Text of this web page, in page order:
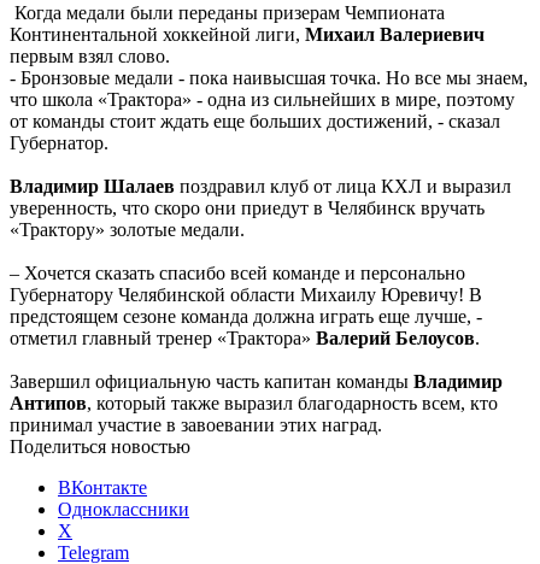
Когда медали были переданы призерам Чемпионата
Континентальной хоккейной лиги, Михаил Валериевич
первым взял слово.
- Бронзовые медали - пока наивысшая точка. Но все мы знаем,
что школа «Трактора» - одна из сильнейших в мире, поэтому
от команды стоит ждать еще больших достижений, - сказал
Губернатор.
Владимир Шалаев поздравил клуб от лица КХЛ и выразил
уверенность, что скоро они приедут в Челябинск вручать
«Трактору» золотые медали.
– Хочется сказать спасибо всей команде и персонально
Губернатору Челябинской области Михаилу Юревичу! В
предстоящем сезоне команда должна играть еще лучше, -
отметил главный тренер «Трактора» Валерий Белоусов.
Завершил официальную часть капитан команды Владимир
Антипов, который также выразил благодарность всем, кто
принимал участие в завоевании этих наград.
Поделиться новостью
ВКонтакте
Одноклассники
X
Telegram